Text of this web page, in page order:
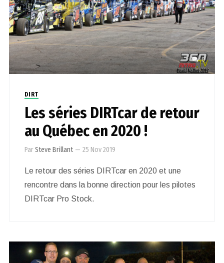
0
DIRT
Les séries DIRTcar de retour
au Québec en 2020 !
ParSteve Brillant — 25 Nov 2019
Le retour des séries DIRTcar en 2020 et une
rencontre dans la bonne direction pour les pilotes
DIRTcar Pro Stock.